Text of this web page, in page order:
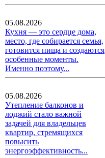
05.08.2026
Кухня — это сердце дома,
место, где собирается семья,
готовится пища и создаются
особенные моменты.
Именно поэтому...
05.08.2026
Утепление балконов и
лоджий стало важной
задачей для владельцев
квартир, стремящихся
повысить
энергоэффективность...